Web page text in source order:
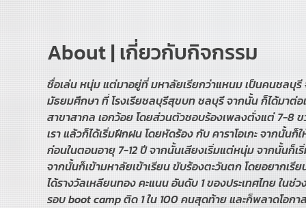
About | เกี่ยวกับกิจกรรม
ชื่อเล่น หนุ่ม แต่มาอยู่ที่ มหาลัยเรียกว่าแหนม เป็นคนชลบุรี
มัธยมศึกษา ที่ โรงเรียชลบุรีสุขบท ชลบุรี จากนั้น ก็ได้มาต่
สาขาสากล เอกว้อย โดยส่วนตัวชอบร้องเพลงตั่งแต่ 7-8
เรา แล้วก็ได้เริ่มฝึกฝน โดยหัดร้อง กับ คาราโอเกะ จากนั้
ก่อนในตอนอายุ 7-12 ปี จากนั้นเสียงเริ่มแต่หนุ่ม จากนั้นก็
จากนั้นก็เข้ามหาลัยเข้าเรียน ขับร้องตะวันตก โดยอยากเรี
ได้รางวัลเหลียนทอง คะแนน อันดับ 1 ของประเทศไทย ในช่
รอบ boot camp ติด 1 ใน 100 คนสุดท้าย และก็พลาดโอก